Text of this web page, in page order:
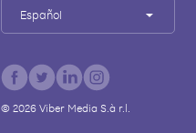
Español
© 2026Viber Media S.à r.l.